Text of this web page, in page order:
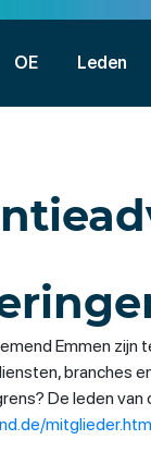
OE Leden
Emmen
branches
De leden